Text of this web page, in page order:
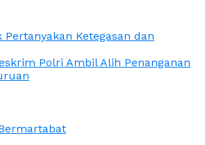
Ketegasan dan
Polri Ambil Alih Penanganan